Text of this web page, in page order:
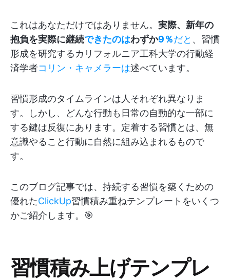
これはあなただけではありません。 実際、新年の
抱負を実際に継続できたのはわずか9％だと 、習慣
形成を研究するカリフォルニア工科大学の行動経
済学者コリン・キャメラーは述べています。
習慣形成のタイムラインは人それぞれ異なりま
す。しかし、どんな行動も日常の自動的な一部に
する鍵は反復にあります。定着する習慣とは、無
意識やること行動に自然に組み込まれるもので
す。
このブログ記事では、持続する習慣を築くための
優れたClickUp習慣積み重ねテンプレートをいくつ
かご紹介します。🎯
習慣積み上げテンプレ